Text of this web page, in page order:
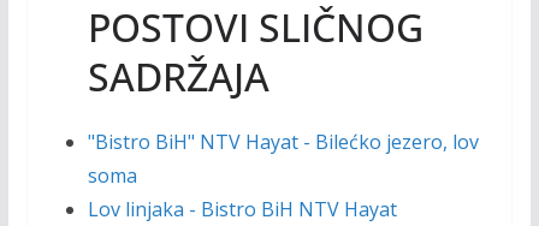
POSTOVI SLIČNOG
SADRŽAJA
"Bistro BiH" NTV Hayat - Bilećko jezero, lov
soma
Lov linjaka - Bistro BiH NTV Hayat